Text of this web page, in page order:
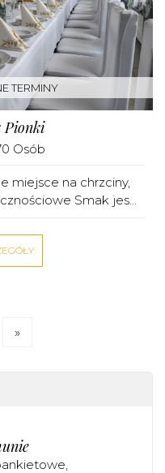
TERMINY
Pionki
Osób
miejsce na chrzciny,
Smak jes...
»